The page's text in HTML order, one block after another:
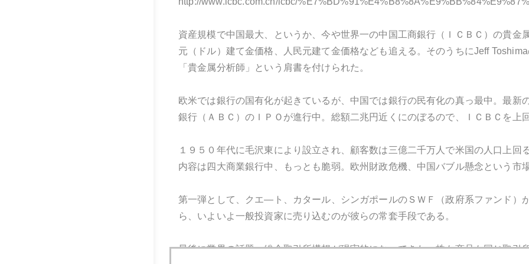
資産規模で中国最大、というか、今や世界一の中国工商銀行（ＩＣＢＣ）の貴
元（ドル）建て金価格、人民元建て金価格なども追える。そのうちにJeff
「貴金属分析師」という肩書を付けられた。
欧米では銀行の国有化が起きているが、中国では銀行の民有化の真っ最中。最
銀行（ＡＢＣ）のＩＰＯが進行中。総額二兆円近くにのぼるので、ＩＣＢＣを上
１９５０年代に毛沢東により設立され、顧客数は三億二千万人で米国の人口上
内容は四大商業銀行中、もっとも脆弱。欧州財政危機、中国バブル懸念という
第一弾として、クエ―ト、カタール、シンガポールのＳＷＦ（政府系ファンド）
ら、いよいよ一般投資家に売り込むのが彼らの常套手段である。
最後に業界の話題。総合取引所構想が現実的になってきた。株も商品も同じ取引